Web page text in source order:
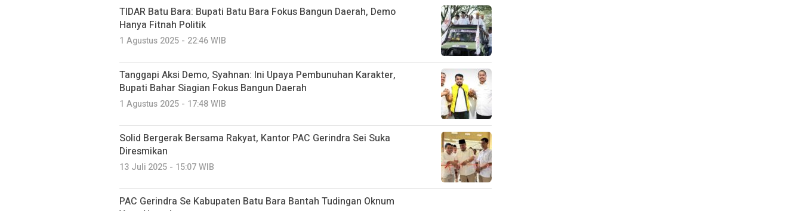
TIDAR Batu Bara: Bupati Batu Bara Fokus Bangun Daerah, Demo
Hanya Fitnah Politik
1 Agustus 2025 - 22:46 WIB
Tanggapi Aksi Demo, Syahnan: Ini Upaya Pembunuhan Karakter,
Bupati Bahar Siagian Fokus Bangun Daerah
1 Agustus 2025 - 17:48 WIB
Solid Bergerak Bersama Rakyat, Kantor PAC Gerindra Sei Suka
Diresmikan
13 Juli 2025 - 15:07 WIB
PAC Gerindra Se Kabupaten Batu Bara Bantah Tudingan Oknum